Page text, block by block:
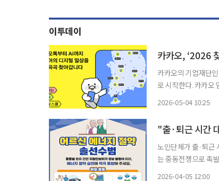
이투데이
카카오의 기업재단
로 시작한다. 카카오 임팩트재단은 ‘2026 찾아가는 시니어 디지털 스쿨’과 ‘사각사각 페이스
2026-05-04 10:25
"출·퇴근 시간
노인단체가 출·퇴근 시
는 중동전쟁으로 촉
2026-04-05 12:00